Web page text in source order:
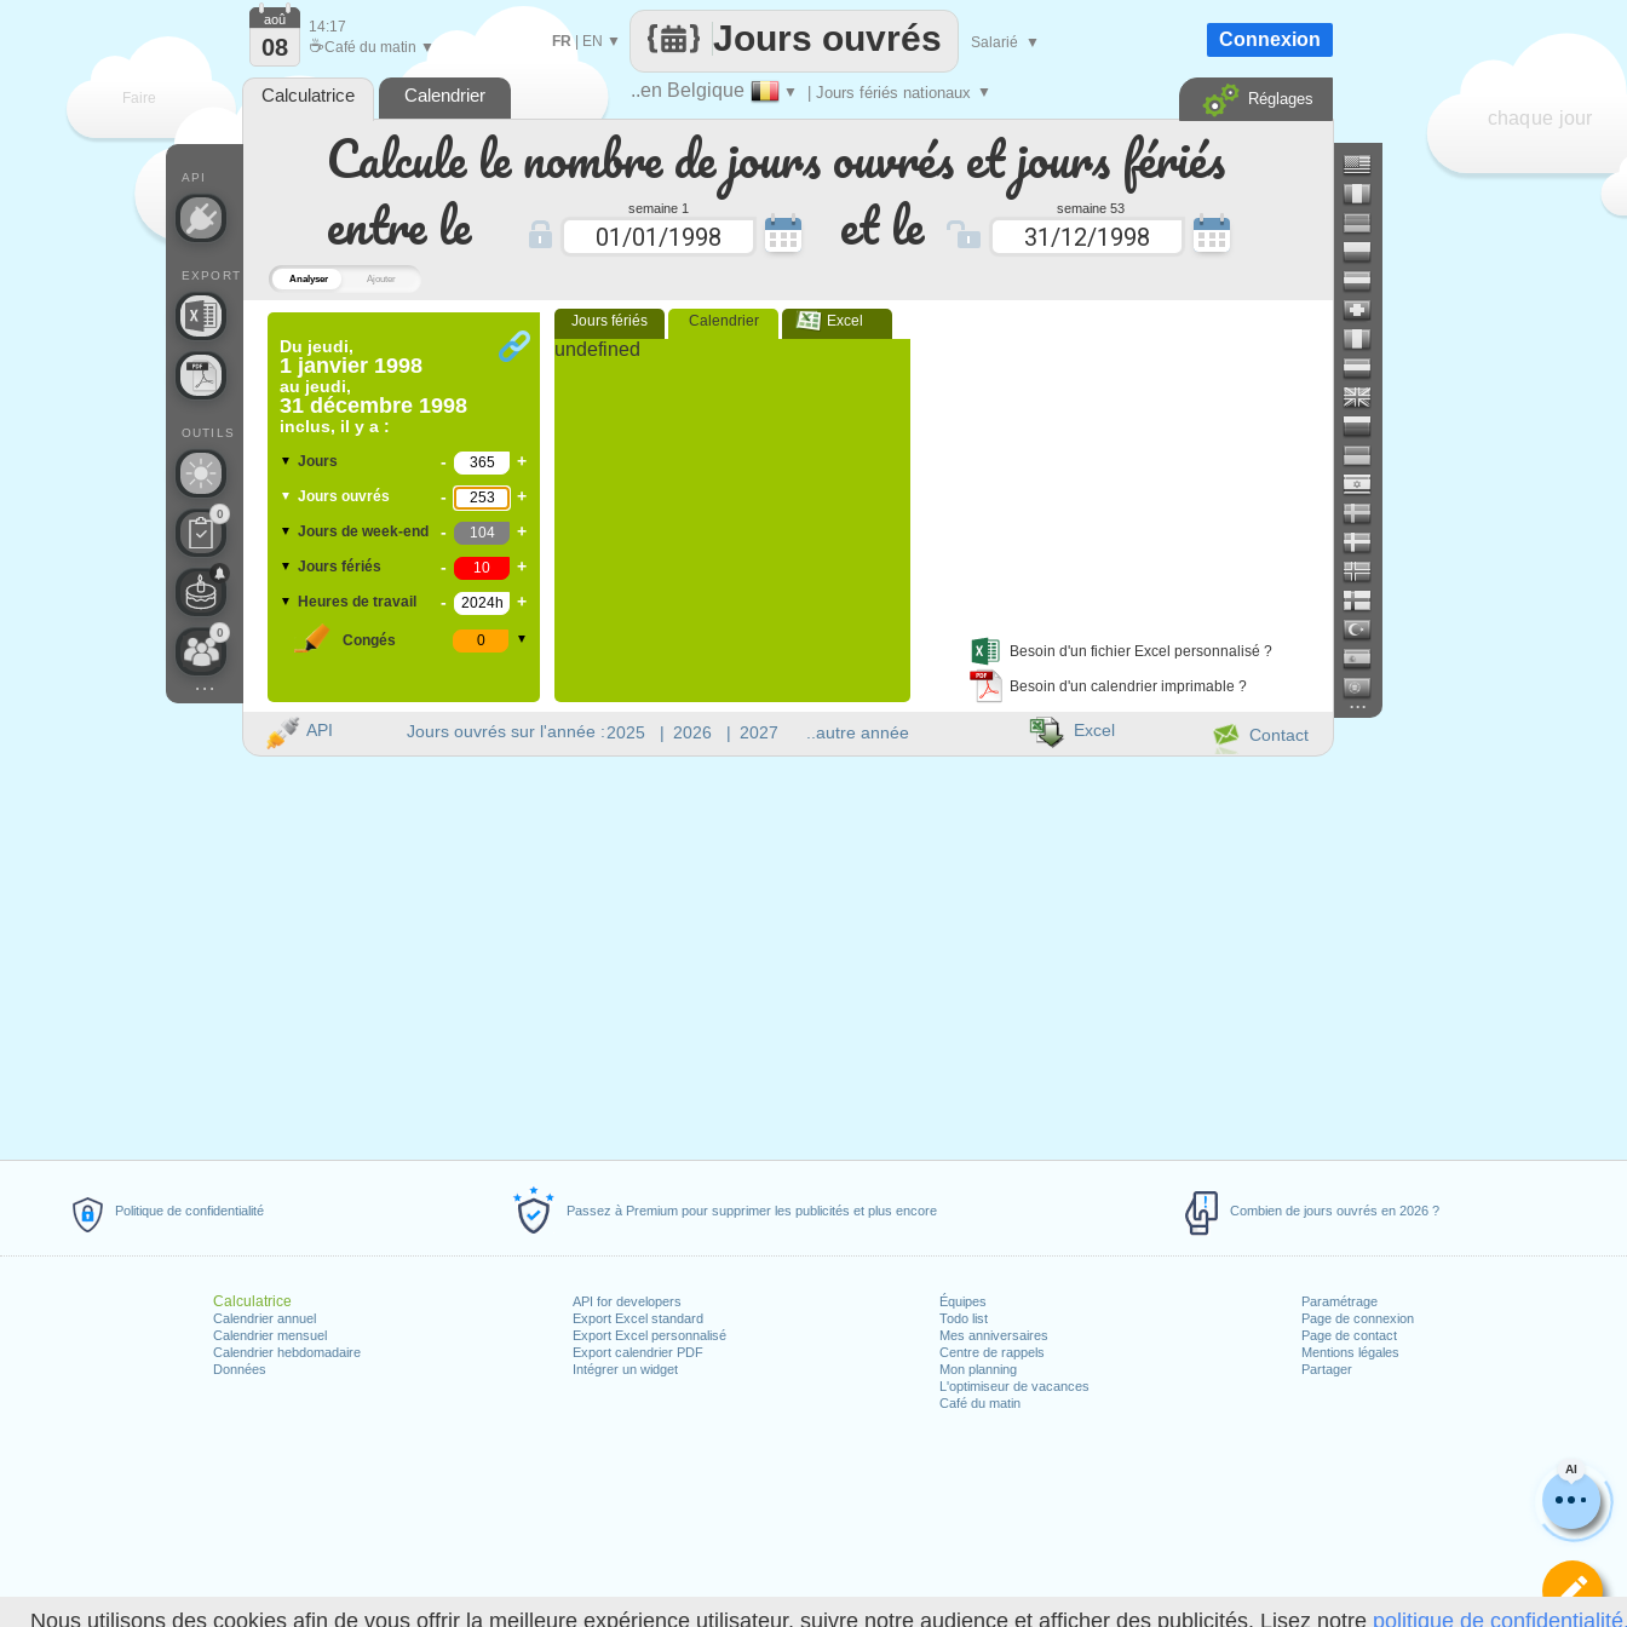
Nous utilisons des cookies afin de vous offrir la meilleure expérience utilisateur, suivre notre audience et afficher des publicités. Lisez notre politique de
Politique de confidentialité Passez à Premium pour supprimer les publicités et plus encore Combien de jours ouvrés en 2026 ?
Calculatrice
Calendrier annuel
Calendrier mensuel
Calendrier hebdomadaire
Données
API for developers
Export Excel standard
Export Excel personnalisé
Export calendrier PDF
Intégrer un widget
Équipes
Todo list
Mes anniversaires
Centre de rappels
Mon planning
L'optimiseur de vacances
Café du matin
Paramétrage
Page de connexion
Page de contact
Mentions légales
Partager
Analyser Ajouter
Calcule le nombre de jours ouvrés et jours fériés
entre le
semaine 1 et le semaine 53
Du jeudi,
1 janvier 1998
au jeudi,
31 décembre 1998
inclus, il y a :
▼ Jours - +
▼ Jours ouvrés - +
▼ Jours de week-end - +
▼ Jours fériés - +
▼ Heures de travail - +
Congés ▼
Jours fériés Calendrier Excel
undefined
Besoin d'un fichier Excel personnalisé ?
Besoin d'un calendrier imprimable ?
AI
Faire
chaque jour
..en Belgique ▼ | Jours fériés nationaux ▼
Jours ouvrés
FR| EN ▼ Salarié ▼
API
EXPORT
OUTILS
0
0
...
aoû
08
14:17
☕Café du matin ▼ Connexion
Calculatrice Calendrier Réglages
Jours ouvrés sur l'année :2025 | 2026 | 2027 ..autre année
...
API Contact
Excel